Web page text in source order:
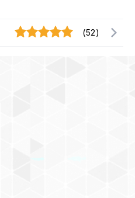
(52)